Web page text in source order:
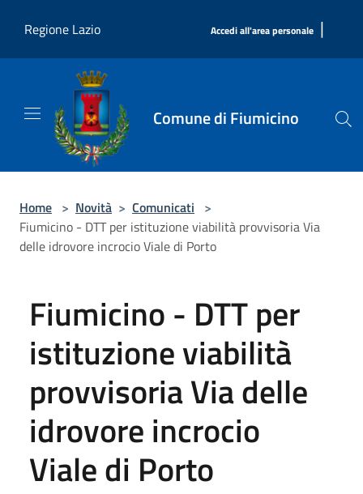
Regione Lazio
Accedi all'area personale |
Comune di Fiumicino
Home > Novità > Comunicati >
Fiumicino - DTT per istituzione viabilità provvisoria Via
delle idrovore incrocio Viale di Porto
Fiumicino - DTT per
istituzione viabilità
provvisoria Via delle
idrovore incrocio
Viale di Porto